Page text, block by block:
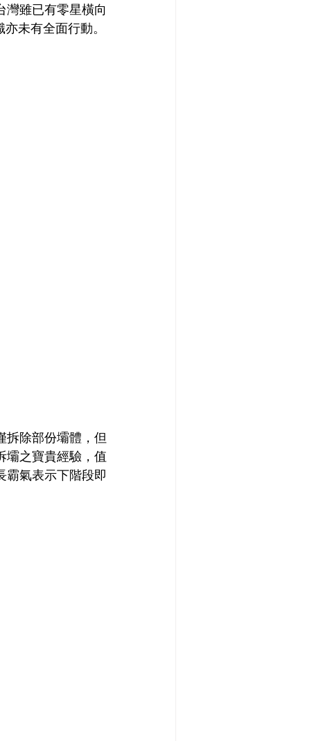
雖已有零星橫向
未有全面行動。
拆除部份壩體，但
壩之寶貴經驗，值
霸氣表示下階段即